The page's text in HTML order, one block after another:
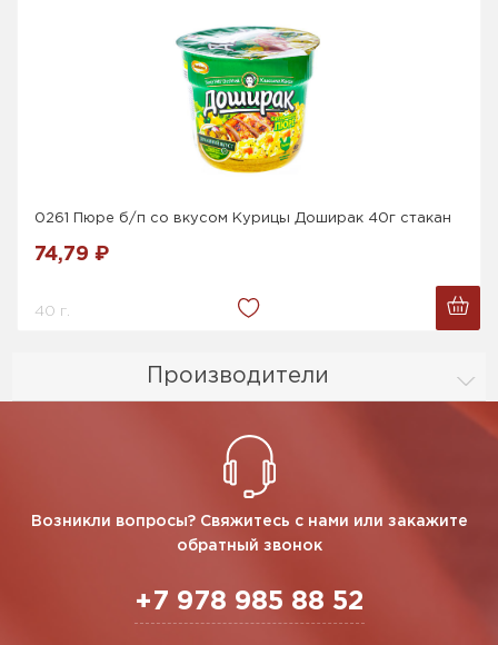
Производители
0261 Пюре б/п со вкусом Курицы Доширак 40г стакан
74,79 ₽
40 г.
Возникли вопросы? Свяжитесь с нами или закажите
обратный звонок
+7 978 985 88 52